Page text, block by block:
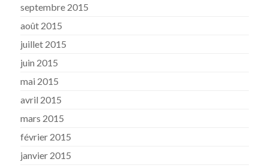
septembre 2015
août 2015
juillet 2015
juin 2015
mai 2015
avril 2015
mars 2015
février 2015
janvier 2015